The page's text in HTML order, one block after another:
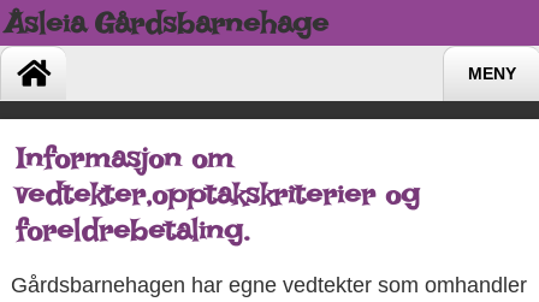
Åsleia Gårdsbarnehage
MENY
Informasjon om
vedtekter,opptakskriterier og
foreldrebetaling.
Gårdsbarnehagen har egne vedtekter som omhandler